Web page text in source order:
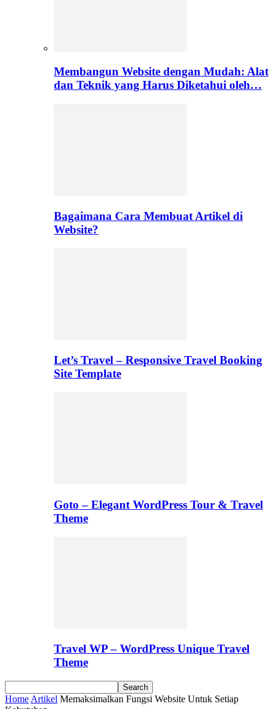
Membangun Website dengan Mudah: Alat
dan Teknik yang Harus Diketahui oleh…
Bagaimana Cara Membuat Artikel di
Website?
Let’s Travel – Responsive Travel Booking
Site Template
Goto – Elegant WordPress Tour & Travel
Theme
Travel WP – WordPress Unique Travel
Theme
Home Artikel Memaksimalkan Fungsi Website Untuk Setiap